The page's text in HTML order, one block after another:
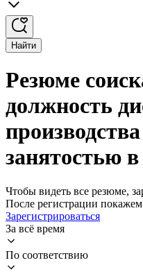
Найти
Резюме
должность
занятостью
Чтобы видеть все резюме,
После регистрации
Зарегистрироваться
За всё время
По соответствию